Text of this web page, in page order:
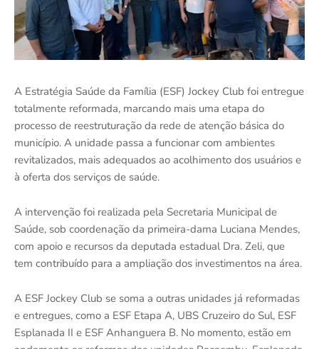
A Estratégia Saúde da Família (ESF) Jockey Club foi entregue
totalmente reformada, marcando mais uma etapa do
processo de reestruturação da rede de atenção básica do
município. A unidade passa a funcionar com ambientes
revitalizados, mais adequados ao acolhimento dos usuários e
à oferta dos serviços de saúde.
A intervenção foi realizada pela Secretaria Municipal de
Saúde, sob coordenação da primeira-dama Luciana Mendes,
com apoio e recursos da deputada estadual Dra. Zeli, que
tem contribuído para a ampliação dos investimentos na área.
A ESF Jockey Club se soma a outras unidades já reformadas
e entregues, como a ESF Etapa A, UBS Cruzeiro do Sul, ESF
Esplanada II e ESF Anhanguera B. No momento, estão em